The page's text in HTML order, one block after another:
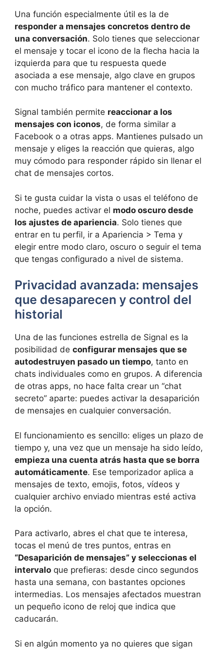
Una función especialmente útil es la de
responder a mensajes concretos dentro de
una conversación. Solo tienes que seleccionar
el mensaje y tocar el icono de la flecha hacia la
izquierda para que tu respuesta quede
asociada a ese mensaje, algo clave en grupos
con mucho tráfico para mantener el contexto.
Signal también permite reaccionar a los
mensajes con iconos, de forma similar a
Facebook o a otras apps. Mantienes pulsado un
mensaje y eliges la reacción que quieras, algo
muy cómodo para responder rápido sin llenar el
chat de mensajes cortos.
Si te gusta cuidar la vista o usas el teléfono de
noche, puedes activar el modo oscuro desde
los ajustes de apariencia. Solo tienes que
entrar en tu perfil, ir a Apariencia > Tema y
elegir entre modo claro, oscuro o seguir el tema
que tengas configurado a nivel de sistema.
Privacidad avanzada: mensajes
que desaparecen y control del
historial
Una de las funciones estrella de Signal es la
posibilidad de configurar mensajes que se
autodestruyen pasado un tiempo, tanto en
chats individuales como en grupos. A diferencia
de otras apps, no hace falta crear un “chat
secreto” aparte: puedes activar la desaparición
de mensajes en cualquier conversación.
El funcionamiento es sencillo: eliges un plazo de
tiempo y, una vez que un mensaje ha sido leído,
empieza una cuenta atrás hasta que se borra
automáticamente. Ese temporizador aplica a
mensajes de texto, emojis, fotos, vídeos y
cualquier archivo enviado mientras esté activa
la opción.
Para activarlo, abres el chat que te interesa,
tocas el menú de tres puntos, entras en
“Desaparición de mensajes” y seleccionas el
intervalo que prefieras: desde cinco segundos
hasta una semana, con bastantes opciones
intermedias. Los mensajes afectados muestran
un pequeño icono de reloj que indica que
caducarán.
Si en algún momento ya no quieres que sigan